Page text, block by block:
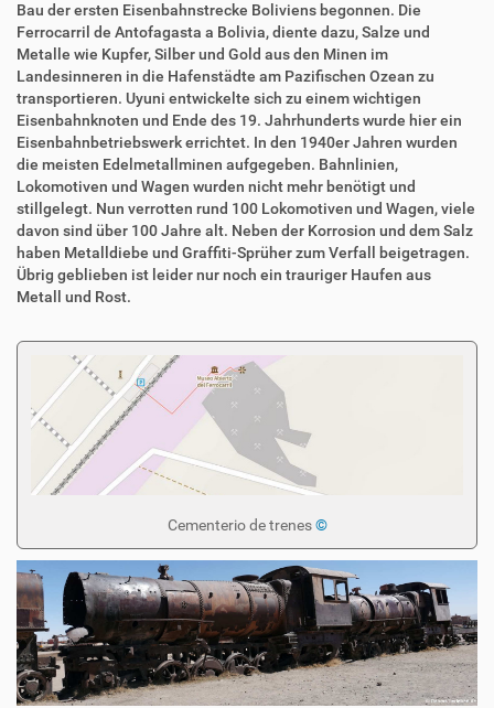
Bau der ersten Eisenbahnstrecke Boliviens begonnen. Die
Ferrocarril de Antofagasta a Bolivia, diente dazu, Salze und
Metalle wie Kupfer, Silber und Gold aus den Minen im
Landesinneren in die Hafenstädte am Pazifischen Ozean zu
transportieren. Uyuni entwickelte sich zu einem wichtigen
Eisenbahnknoten und Ende des 19. Jahrhunderts wurde hier ein
Eisenbahnbetriebswerk errichtet. In den 1940er Jahren wurden
die meisten Edelmetallminen aufgegeben. Bahnlinien,
Lokomotiven und Wagen wurden nicht mehr benötigt und
stillgelegt. Nun verrotten rund 100 Lokomotiven und Wagen, viele
davon sind über 100 Jahre alt. Neben der Korrosion und dem Salz
haben Metalldiebe und Graffiti-Sprüher zum Verfall beigetragen.
Übrig geblieben ist leider nur noch ein trauriger Haufen aus
Metall und Rost.
Cementerio de trenes©